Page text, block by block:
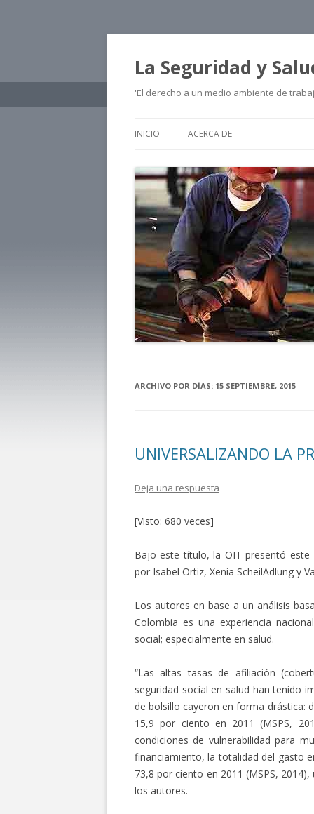
La Seguridad y
'El derecho a un medio ambiente de
INICIO ACERCA DE
ARCHIVO POR DÍAS: 15 SEPTIEMBRE, 2015
UNIVERSALIZANDO LA
Deja una respuesta
[Visto: 680 veces]
Bajo este título, la OIT presentó este
por Isabel Ortiz, Xenia ScheilAdlung y
Los autores en base a un análisis
Colombia es una experiencia
social; especialmente en salud.
“Las altas tasas de afiliación
seguridad social en salud han tenido
de bolsillo cayeron en forma drástica:
15,9 por ciento en 2011 (MSPS,
condiciones de vulnerabilidad para
financiamiento, la totalidad del gasto
73,8 por ciento en 2011 (MSPS,
los autores.